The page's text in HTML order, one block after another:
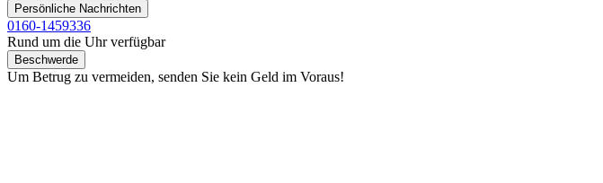
Persönliche Nachrichten
0160-1459336
Rund um die Uhr verfügbar
Beschwerde
Um Betrug zu vermeiden, senden Sie kein Geld im Voraus!